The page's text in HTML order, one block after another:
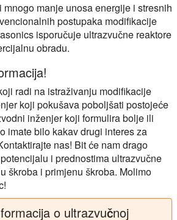
manje unosa energije i stresnih
postupaka modifikacije
isporučuje ultrazvučne reaktore
obradu.
radi na istraživanju modifikacije
koji pokušava poboljšati postojeće
inženjer koji formulira bolje ili
imate bilo kakav drugi interes za
nas! Bit će nam drago
i prednostima ultrazvučne
škroba i primjenu škroba. Molimo
o ultrazvučnoj